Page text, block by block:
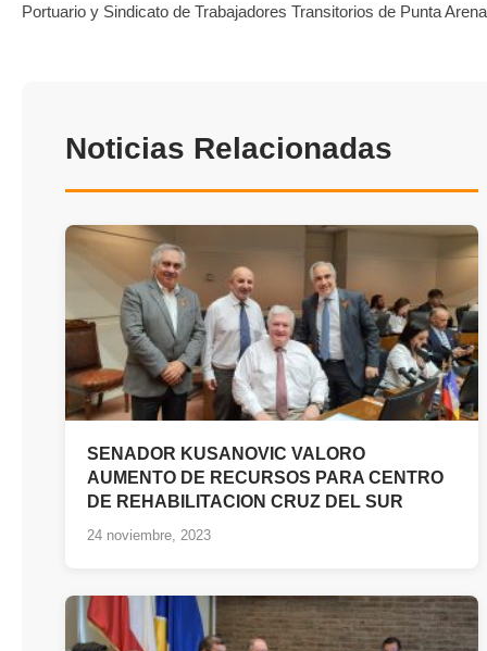
Portuario y Sindicato de Trabajadores Transitorios de Punta
Noticias Relacionadas
SENADOR KUSANOVIC VALORO
AUMENTO DE RECURSOS PARA CENTRO
DE REHABILITACION CRUZ DEL SUR
24 noviembre, 2023